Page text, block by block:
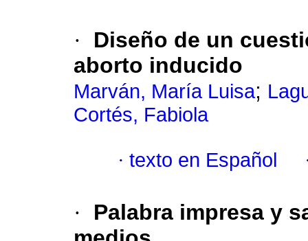
·
Diseño de un
aborto inducido
Marván, María Luisa;
Cortés, Fabiola
· texto en Español
·
Palabra impresa y